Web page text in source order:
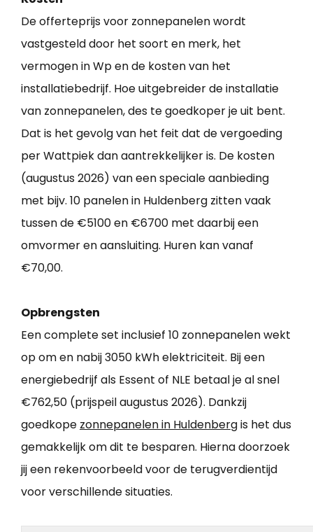
De offerteprijs voor zonnepanelen wordt
vastgesteld door het soort en merk, het
vermogen in Wp en de kosten van het
installatiebedrijf. Hoe uitgebreider de installatie
van zonnepanelen, des te goedkoper je uit bent.
Dat is het gevolg van het feit dat de vergoeding
per Wattpiek dan aantrekkelijker is. De kosten
(augustus 2026) van een speciale aanbieding
met bijv. 10 panelen in Huldenberg zitten vaak
tussen de €5100 en €6700 met daarbij een
omvormer en aansluiting. Huren kan vanaf
€70,00.
Opbrengsten
Een complete set inclusief 10 zonnepanelen wekt
op om en nabij 3050 kWh elektriciteit. Bij een
energiebedrijf als Essent of NLE betaal je al snel
€762,50 (prijspeil augustus 2026). Dankzij
goedkope zonnepanelen in Huldenbergis het dus
gemakkelijk om dit te besparen. Hierna doorzoek
jij een rekenvoorbeeld voor de terugverdientijd
voor verschillende situaties.